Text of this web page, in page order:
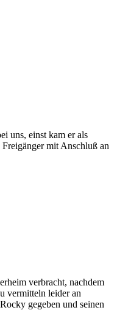
uns, einst kam er als
mit Anschluß an
verbracht, nachdem
vermitteln leider an
gegeben und seinen